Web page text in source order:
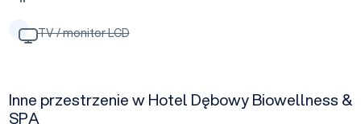
TV / monitor LCD
Inne przestrzenie w Hotel Dębowy Biowellness &
SPA